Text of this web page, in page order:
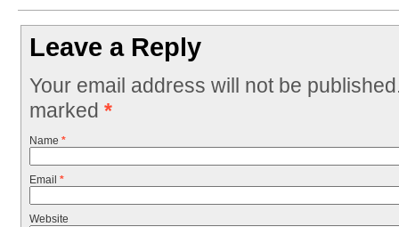
Leave a Reply
Your email address will not be
marked *
Name *
Email *
Website